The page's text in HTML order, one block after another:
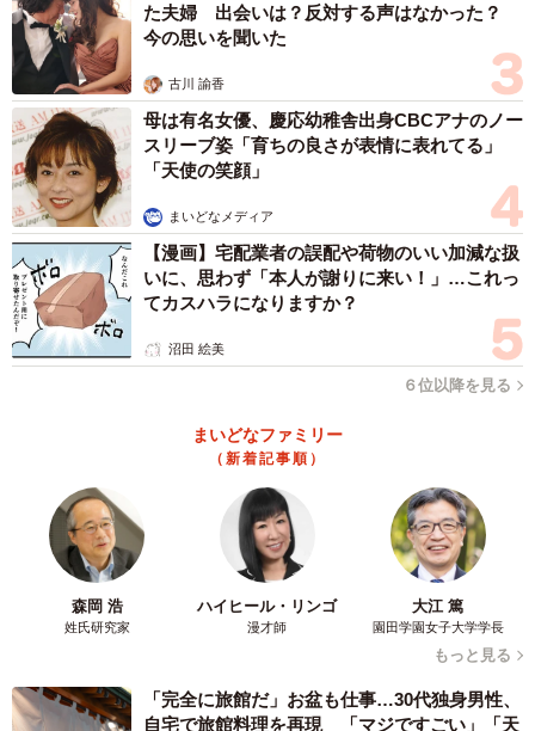
た夫婦 出会いは？反対する声はなかった？
今の思いを聞いた
古川 諭香
母は有名女優、慶応幼稚舎出身CBCアナのノー
スリーブ姿「育ちの良さが表情に表れてる」
「天使の笑顔」
まいどなメディア
【漫画】宅配業者の誤配や荷物のいい加減な扱
いに、思わず「本人が謝りに来い！」…これっ
てカスハラになりますか？
沼田 絵美
６位以降を見る
まいどなファミリー
（新着記事順）
森岡 浩
姓氏研究家
ハイヒール・リンゴ
漫才師
大江 篤
園田学園女子大学学長
もっと見る
「完全に旅館だ」お盆も仕事…30代独身男性、
自宅で旅館料理を再現 「マジですごい」「天